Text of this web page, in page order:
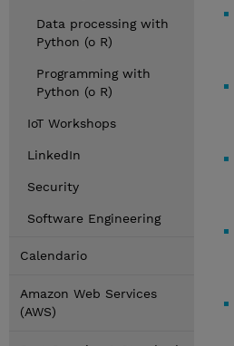
Data processing with
Python (o R)
Programming with
Python (o R)
IoT Workshops
LinkedIn
Security
Software Engineering
Calendario
Amazon Web Services
(AWS)